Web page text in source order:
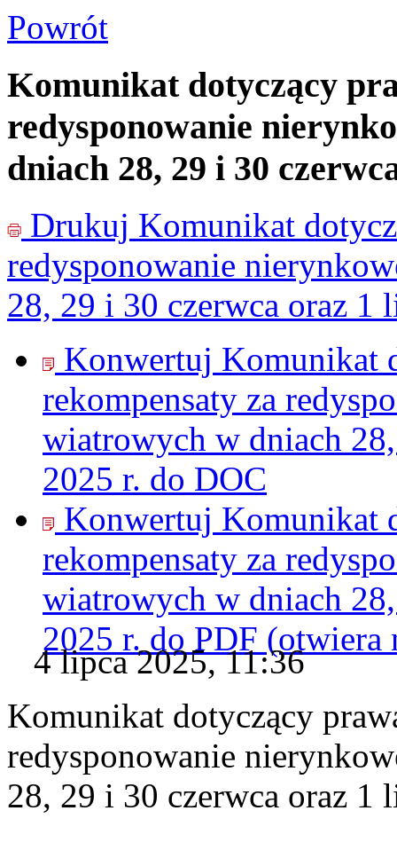
Powrót
Komunikat dotyczący
redysponowanie
dniach 28, 29 i 30
Drukuj Komunikat
redysponowanie
28, 29 i 30 czerwca oraz 1
Konwertuj Komunikat
rekompensaty za
wiatrowych w dniach
2025 r. do DOC
Konwertuj Komunikat
rekompensaty za
wiatrowych w dniach
2025 r. do PDF (otwiera
4 lipca 2025, 11:36
Komunikat dotyczący
redysponowanie
28, 29 i 30 czerwca oraz 1